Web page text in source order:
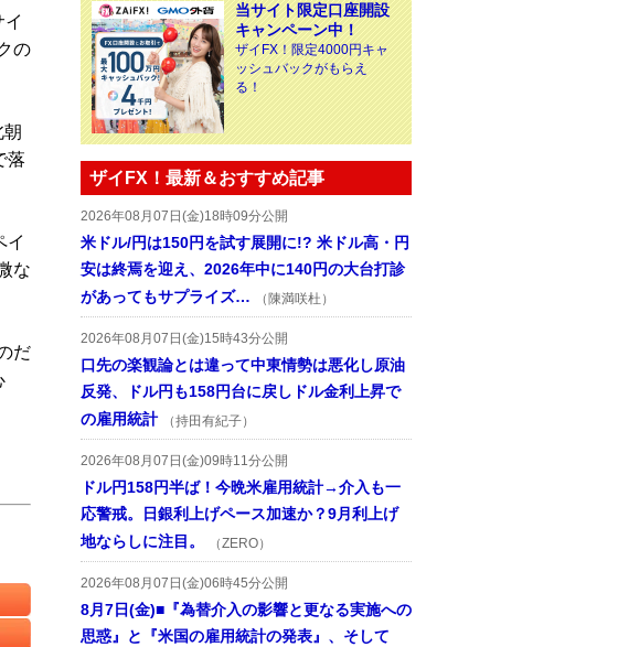
の
朝
落
イ
な
だ
当サイト限定口座開設
キャンペーン中！
ザイFX！限定4000円キャ
ッシュバックがもらえ
る！
ザイFX！最新＆おすすめ記事
2026年08月07日(金)18時09分公開
米ドル/円は150円を試す展開に!? 米ドル高・円
安は終焉を迎え、2026年中に140円の大台打診
があってもサプライズ…
（陳満咲杜）
2026年08月07日(金)15時43分公開
口先の楽観論とは違って中東情勢は悪化し原油
反発、ドル円も158円台に戻しドル金利上昇で
の雇用統計
（持田有紀子）
2026年08月07日(金)09時11分公開
ドル円158円半ば！今晩米雇用統計→介入も一
応警戒。日銀利上げペース加速か？9月利上げ
地ならしに注目。
（ZERO）
2026年08月07日(金)06時45分公開
8月7日(金)■『為替介入の影響と更なる実施への
思惑』と『米国の雇用統計の発表』、そして